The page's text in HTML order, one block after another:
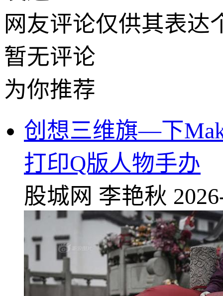
网友评论仅供其表达
暂无评论
为你推荐
创想三维旗—下
打印Q版人物手办
股城网 李艳秋